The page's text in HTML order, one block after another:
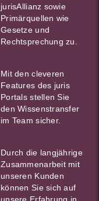
jurisAllianz sowie
Primärquellen wie
Gesetze und
Rechtsprechung zu.
Mit den cleveren
Features des juris
Portals stellen Sie
den Wissenstransfer
im Team sicher.
Durch die langjährige
Zusammenarbeit mit
unseren Kunden
können Sie sich auf
unsere Erfahrung in